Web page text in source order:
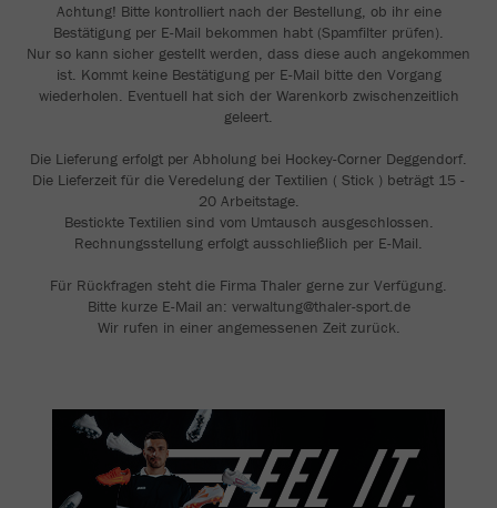
Achtung! Bitte kontrolliert nach der Bestellung, ob ihr eine
Bestätigung per E-Mail bekommen habt (Spamfilter prüfen).
Nur so kann sicher gestellt werden, dass diese auch angekommen
ist. Kommt keine Bestätigung per E-Mail bitte den Vorgang
wiederholen. Eventuell hat sich der Warenkorb zwischenzeitlich
geleert.
Die Lieferung erfolgt per Abholung bei Hockey-Corner Deggendorf.
Die Lieferzeit für die Veredelung der Textilien ( Stick ) beträgt 15 -
20 Arbeitstage.
Bestickte Textilien sind vom Umtausch ausgeschlossen.
Rechnungsstellung erfolgt ausschließlich per E-Mail.
Für Rückfragen steht die Firma Thaler gerne zur Verfügung.
Bitte kurze E-Mail an: verwaltung@thaler-sport.de
Wir rufen in einer angemessenen Zeit zurück.